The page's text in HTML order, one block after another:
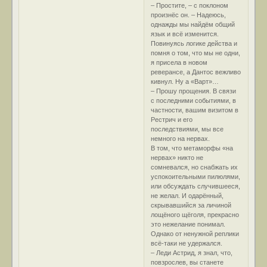
– Простите, – с поклоном
произнёс он. – Надеюсь,
однажды мы найдём общий
язык и всё изменится.
Повинуясь логике действа и
помня о том, что мы не одни,
я присела в новом
реверансе, а Дантос вежливо
кивнул. Ну а «Варт»…
– Прошу прощения. В связи
с последними событиями, в
частности, вашим визитом в
Рестрич и его
последствиями, мы все
немного на нервах.
В том, что метаморфы «на
нервах» никто не
сомневался, но снабжать их
успокоительными пилюлями,
или обсуждать случившееся,
не желал. И одарённый,
скрывавшийся за личиной
лощёного щёголя, прекрасно
это нежелание понимал.
Однако от ненужной реплики
всё-таки не удержался.
– Леди Астрид, я знал, что,
повзрослев, вы станете